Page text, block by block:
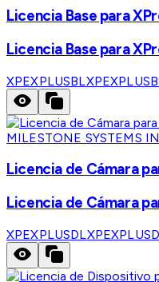
Licencia Base para
Licencia Base para
XPEXPLUSBL
MILESTONE SYSTEMS
Licencia de Cámara
Licencia de Cámara
XPEXPLUSDL